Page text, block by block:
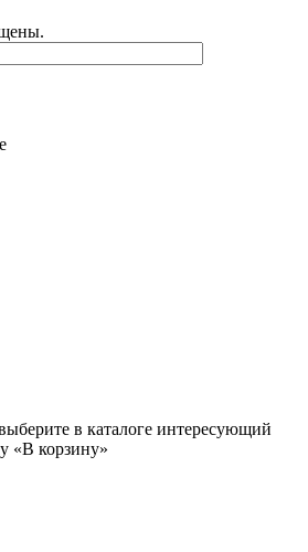
в каталоге интересующий
«В корзину»